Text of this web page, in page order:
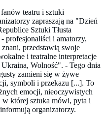
teatru i sztuki
zapraszają na "Dzień
Sztuki Tłustа
profesjonaliści i amatorzy,
przedstawią swoje
i teatralne interpretacje
Wolność". - Tego dnia
zamieni się w żywe
symboli i przekazu [...]. To
emocji, nieoczywistych
w której sztuka mówi, pyta i
organizatorzy.